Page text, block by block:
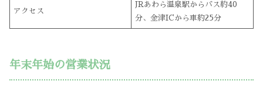
アクセス
JRあわら温泉駅からバス約40
分、金津ICから車約25分
年末年始の営業状況